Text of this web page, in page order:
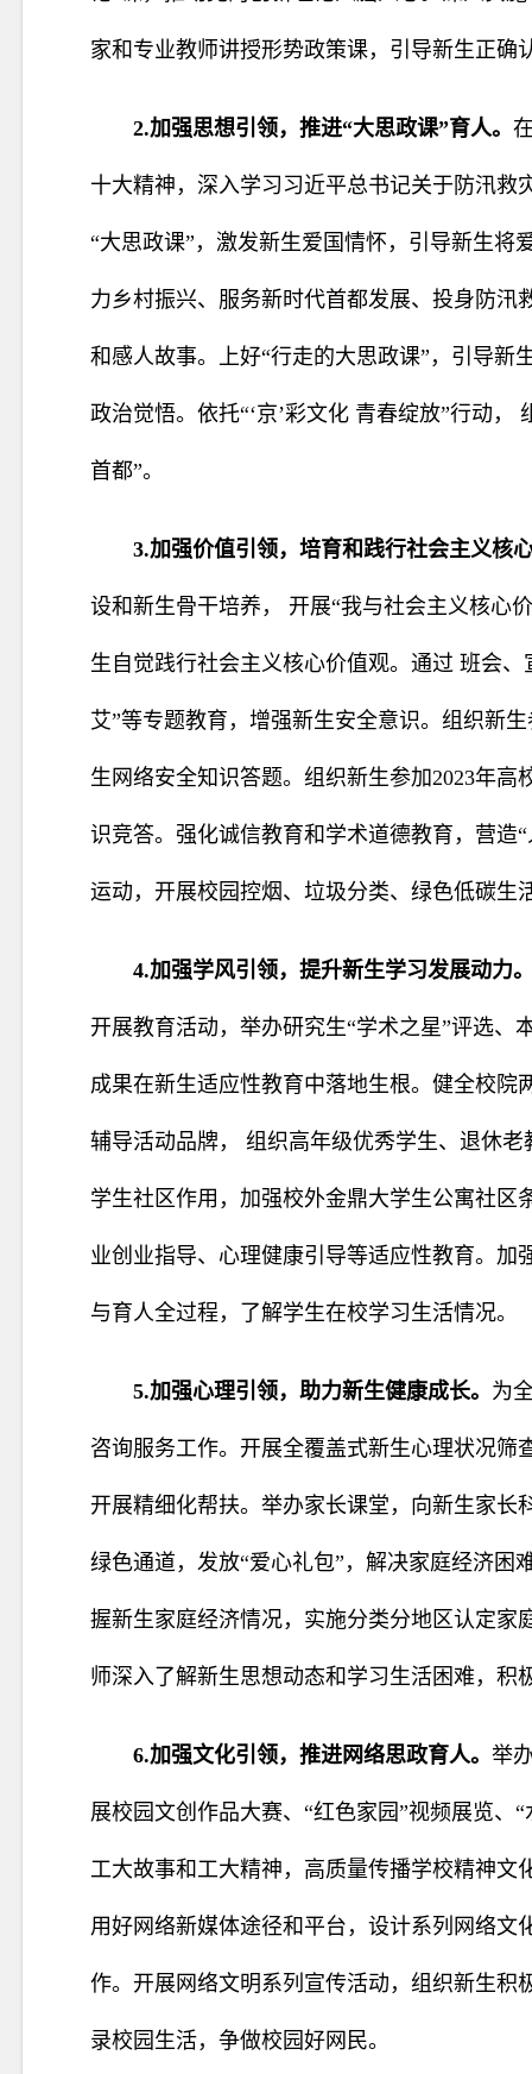
家和专业教师讲授形势政策课，引导新生正确
2.加强思想引领，推进“大思政课”育人。
十大精神，深入学习习近平总书记关于防汛救
“大思政课”，激发新生爱国情怀，引导新生
力乡村振兴、服务新时代首都发展、投身防
和感人故事。上好“行走的大思政课”，引导
政治觉悟。依托“‘京’彩文化 青春绽放”行动
首都”。
3.加强价值引领，培育和践行社会主义核
设和新生骨干培养， 开展“我与社会主义核心
生自觉践行社会主义核心价值观。通过 班会
艾”等专题教育，增强新生安全意识。组织新
生网络安全知识答题。组织新生参加2023年高
识竞答。强化诚信教育和学术道德教育，营造
运动，开展校园控烟、垃圾分类、绿色低碳生
4.加强学风引领，提升新生学习发展动力
开展教育活动，举办研究生“学术之星”评选
成果在新生适应性教育中落地生根。健全校院
辅导活动品牌， 组织高年级优秀学生、退休老
学生社区作用，加强校外金鼎大学生公寓社
业创业指导、心理健康引导等适应性教育。加
与育人全过程，了解学生在校学习生活情况。
5.加强心理引领，助力新生健康成长。 为
咨询服务工作。开展全覆盖式新生心理状况
开展精细化帮扶。举办家长课堂，向新生家
绿色通道，发放“爱心礼包”，解决家庭经济
握新生家庭经济情况，实施分类分地区认定家
师深入了解新生思想动态和学习生活困难，积
6.加强文化引领，推进网络思政育人。 举
展校园文创作品大赛、“红色家园”视频展览、
工大故事和工大精神，高质量传播学校精神
用好网络新媒体途径和平台，设计系列网络
作。开展网络文明系列宣传活动，组织新生积
录校园生活，争做校园好网民。